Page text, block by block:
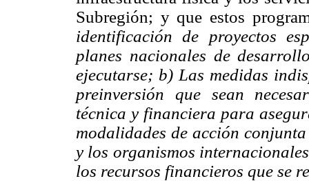
Subregión; y que estos
identificación de proyectos
planes nacionales de
ejecutarse; b) Las medidas
preinversión que sean
técnica y financiera para
modalidades de acción
y los organismos
los recursos financieros que se